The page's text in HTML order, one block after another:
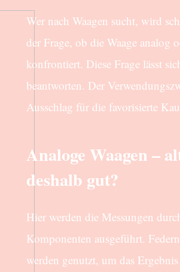
Wer nach Waagen sucht, wird
der Frage, ob die Waage analog
konfrontiert. Diese Frage lässt
beantworten. Der
Ausschlag für die favorisierte
Analoge Waagen –
deshalb gut?
Hier werden die Messungen
Komponenten ausgeführt.
werden genutzt, um das